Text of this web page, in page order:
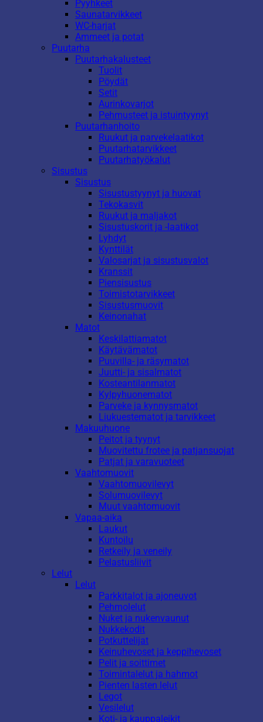
Pyyhkeet
Saunatarvikkeet
WC-harjat
Ammeet ja potat
Puutarha
Puutarhakalusteet
Tuolit
Pöydät
Setit
Aurinkovarjot
Pehmusteet ja istuintyynyt
Puutarhanhoito
Ruukut ja parvekelaatikot
Puutarhatarvikkeet
Puutarhatyökalut
Sisustus
Sisustus
Sisustustyynyt ja huovat
Tekokasvit
Ruukut ja maljakot
Sisustuskorit ja -laatikot
Lyhdyt
Kynttilät
Valosarjat ja sisustusvalot
Kranssit
Piensisustus
Toimistotarvikkeet
Sisustusmuovit
Keinonahat
Matot
Keskilattiamatot
Käytävämatot
Puuvilla- ja räsymatot
Juutti- ja sisalmatot
Kosteantilanmatot
Kylpyhuonematot
Parveke ja kynnysmatot
Liukuestematot ja tarvikkeet
Makuuhuone
Peitot ja tyynyt
Muovitettu frotee ja patjansuojat
Patjat ja varavuoteet
Vaahtomuovit
Vaahtomuovilevyt
Solumuovilevyt
Muut vaahtomuovit
Vapaa-aika
Laukut
Kuntoilu
Retkeily ja veneily
Pelastusliivit
Lelut
Lelut
Parkkitalot ja ajoneuvot
Pehmolelut
Nuket ja nukenvaunut
Nukkekodit
Potkuttelijat
Keinuhevoset ja keppihevoset
Pelit ja soittimet
Toimintalelut ja hahmot
Pienten lasten lelut
Legot
Vesilelut
Koti- ja kauppaleikit